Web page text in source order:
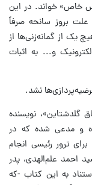
خاص» خواند. در این
۳ گزارش رسمی، علت بروز سانحه صرفاً
یک از گمانه‌زنی‌ها از
و... به اثبات
نشد.
گلدشتاین»، نویسنده
و مدعی شده که در
ترور رئیسی انجام
احمد علم‌الهدی، پدر
به این کتاب -که